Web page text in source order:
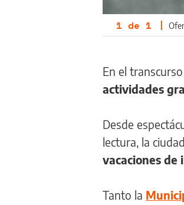
1 de 1 |
En el
actividades
Desde
lectura, la
vacaciones de
Tanto la